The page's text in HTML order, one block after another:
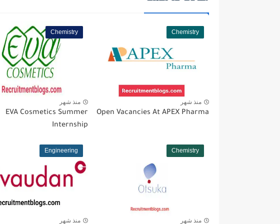
Chemistry
منذ شهر
Open Vacancies At APEX Pharma
Chemistry
منذ شهر
EVA Cosmetics Summer
Internship
Chemistry
منذ شهر
Engineering
منذ شهر